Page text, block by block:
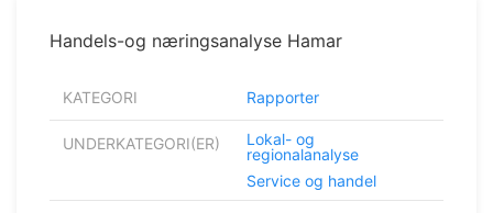
Handels-og næringsanalyse Hamar
KATEGORI Rapporter
UNDERKATEGORI(ER)
Lokal- og
regionalanalyse
Service og handel